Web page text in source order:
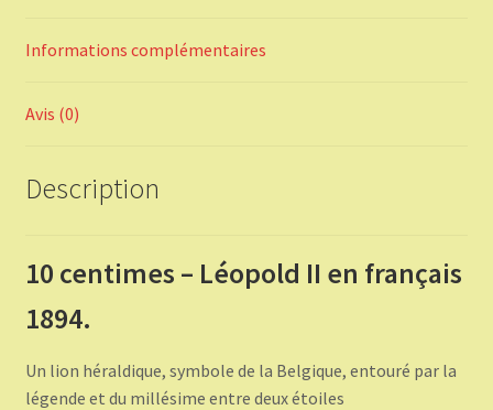
Informations complémentaires
Avis (0)
Description
10 centimes – Léopold II en français
1894.
Un lion héraldique, symbole de la Belgique, entouré par la
légende et du millésime entre deux étoiles